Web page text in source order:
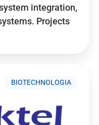
integration,
Projects
BIOTECHNOLOGIA